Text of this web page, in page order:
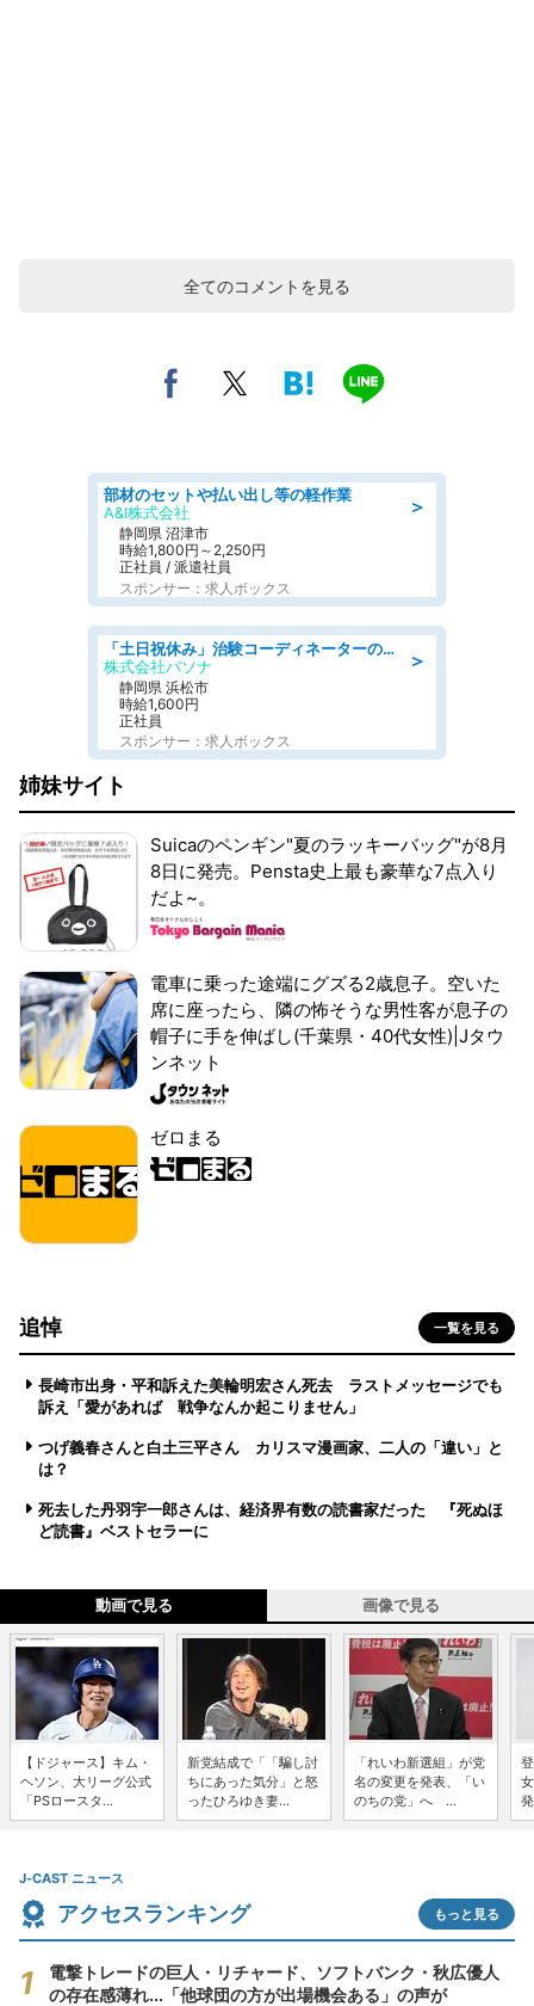
全てのコメントを見る
＞
部材のセットや払い出し等の軽作業
A&I株式会社
静岡県 沼津市
時給1,800円～2,250円
正社員 / 派遣社員
スポンサー：求人ボックス
＞
「土日祝休み」治験コーディネーターのお仕事/未経験OK
株式会社パソナ
静岡県 浜松市
時給1,600円
正社員
スポンサー：求人ボックス
姉妹サイト
Suicaのペンギン"夏のラッキーバッグ"が8月
8日に発売。Pensta史上最も豪華な7点入り
だよ~。
電車に乗った途端にグズる2歳息子。空いた
席に座ったら、隣の怖そうな男性客が息子の
帽子に手を伸ばし(千葉県・40代女性)|Jタウ
ンネット
ゼロまる
追悼 一覧を見る
長崎市出身・平和訴えた美輪明宏さん死去 ラストメッセージでも
訴え「愛があれば 戦争なんか起こりません」
つげ義春さんと白土三平さん カリスマ漫画家、二人の「違い」と
は？
死去した丹羽宇一郎さんは、経済界有数の読書家だった 『死ぬほ
ど読書』ベストセラーに
動画で見る 画像で見る
【ドジャース】キム・
ヘソン、大リーグ公式
「PSロースタ...
新党結成で「「騙し討
ちにあった気分」と怒
ったひろゆき妻...
「れいわ新選組」が党
名の変更を発表、「い
のちの党」へ ...
J-CAST ニュース
アクセスランキング もっと見る
電撃トレードの巨人・リチャード、ソフトバンク・秋広優人
の存在感薄れ...「他球団の方が出場機会ある」の声が